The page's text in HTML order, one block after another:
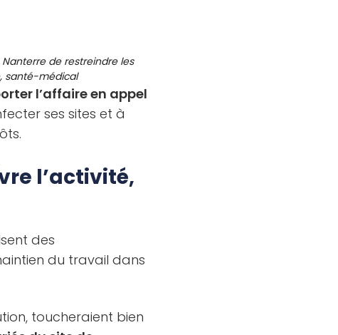
de restreindre les
santé-médical
l’affaire en appel
ses sites et à
l’activité,
des
du travail dans
toucheraient bien